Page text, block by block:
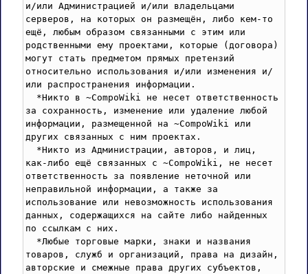
и/или Администрацией и/или владельцами
серверов, на которых он размещён, либо кем-то
ещё, любым образом связанными с этим или
родственными ему проектами, которые (договора)
могут стать предметом прямых претензий
относительно использования и/или изменения и/
или распространения информации.
*Никто в ~CompoWiki не несет ответственность
за сохранность, изменение или удаление любой
информации, размещенной на ~CompoWiki или
других связанных с ним проектах.
*Никто из Администрации, авторов, и лиц,
как-либо ещё связанных с ~CompoWiki, не несет
ответственность за появление неточной или
неправильной информации, а также за
использование или невозможность использования
данных, содержащихся на сайте либо найденных
по ссылкам с них.
*Любые торговые марки, знаки и названия
товаров, служб и организаций, права на дизайн,
авторские и смежные права других субъектов,